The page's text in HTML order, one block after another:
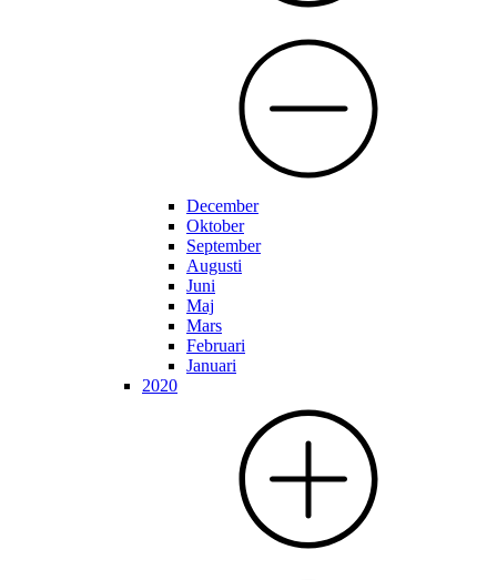
December
Oktober
September
Augusti
Juni
Maj
Mars
Februari
Januari
2020